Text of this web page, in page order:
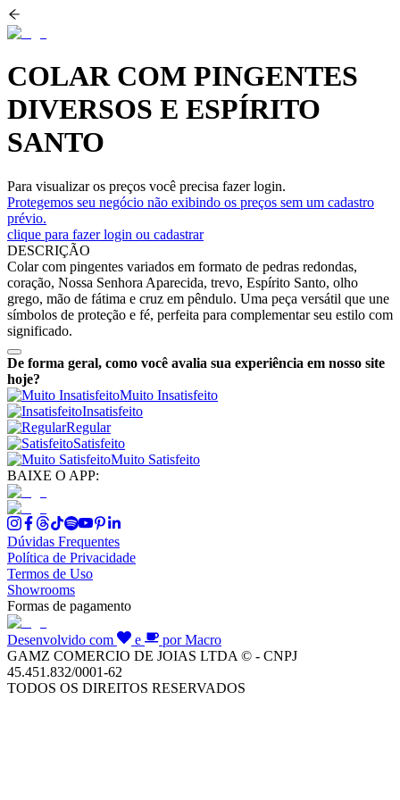
COLAR COM PINGENTES
DIVERSOS E ESPÍRITO
SANTO
Para visualizar os preços você precisa fazer login.
Protegemos seu negócio não exibindo os preços sem um cadastro
prévio.
clique para fazer login ou cadastrar
DESCRIÇÃO
Colar com pingentes variados em formato de pedras redondas,
coração, Nossa Senhora Aparecida, trevo, Espírito Santo, olho
grego, mão de fátima e cruz em pêndulo. Uma peça versátil que une
símbolos de proteção e fé, perfeita para complementar seu estilo com
significado.
De forma geral, como você avalia sua experiência em nosso site
hoje?
Muito Insatisfeito
Insatisfeito
Regular
Satisfeito
Muito Satisfeito
BAIXE O APP:
Dúvidas Frequentes
Política de Privacidade
Termos de Uso
Showrooms
Formas de pagamento
Desenvolvido com e
por Macro
GAMZ COMERCIO DE JOIAS LTDA © - CNPJ
45.451.832/0001-62
TODOS OS DIREITOS RESERVADOS